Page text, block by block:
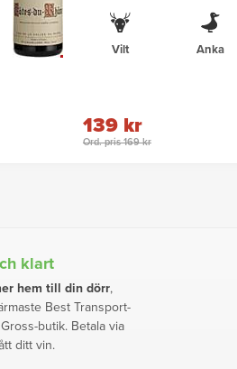
Vilt Anka
Ord. pris 169 kr
139 kr
klart
hem till din dörr,
Best Transport-
butik. Betala via
ditt vin.